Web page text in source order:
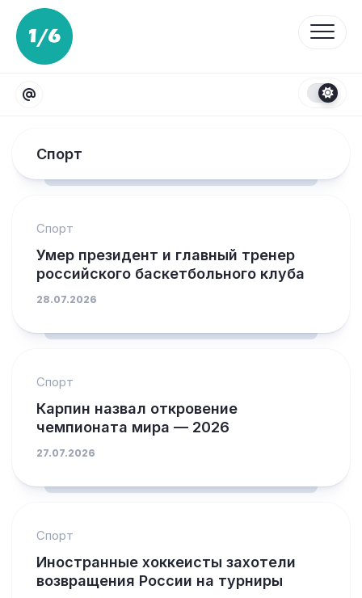
Перейти
содержанию
Спорт
Спорт
Умер президент и главный тренер
российского баскетбольного клуба
28.07.2026
Спорт
Карпин назвал откровение
чемпионата мира — 2026
27.07.2026
Спорт
Иностранные хоккеисты захотели
возвращения России на турниры